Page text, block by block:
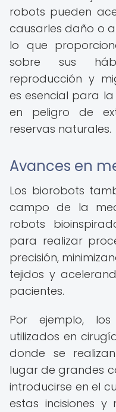
robots pueden
causarles daño o
lo que
sobre sus
reproducción y
es esencial para
en peligro de
reservas naturales.
Avances en
Los biorobots
campo de la
robots
para realizar
precisión,
tejidos y
pacientes.
Por ejemplo,
utilizados en
donde se
lugar de grandes
introducirse en el
estas incisiones y